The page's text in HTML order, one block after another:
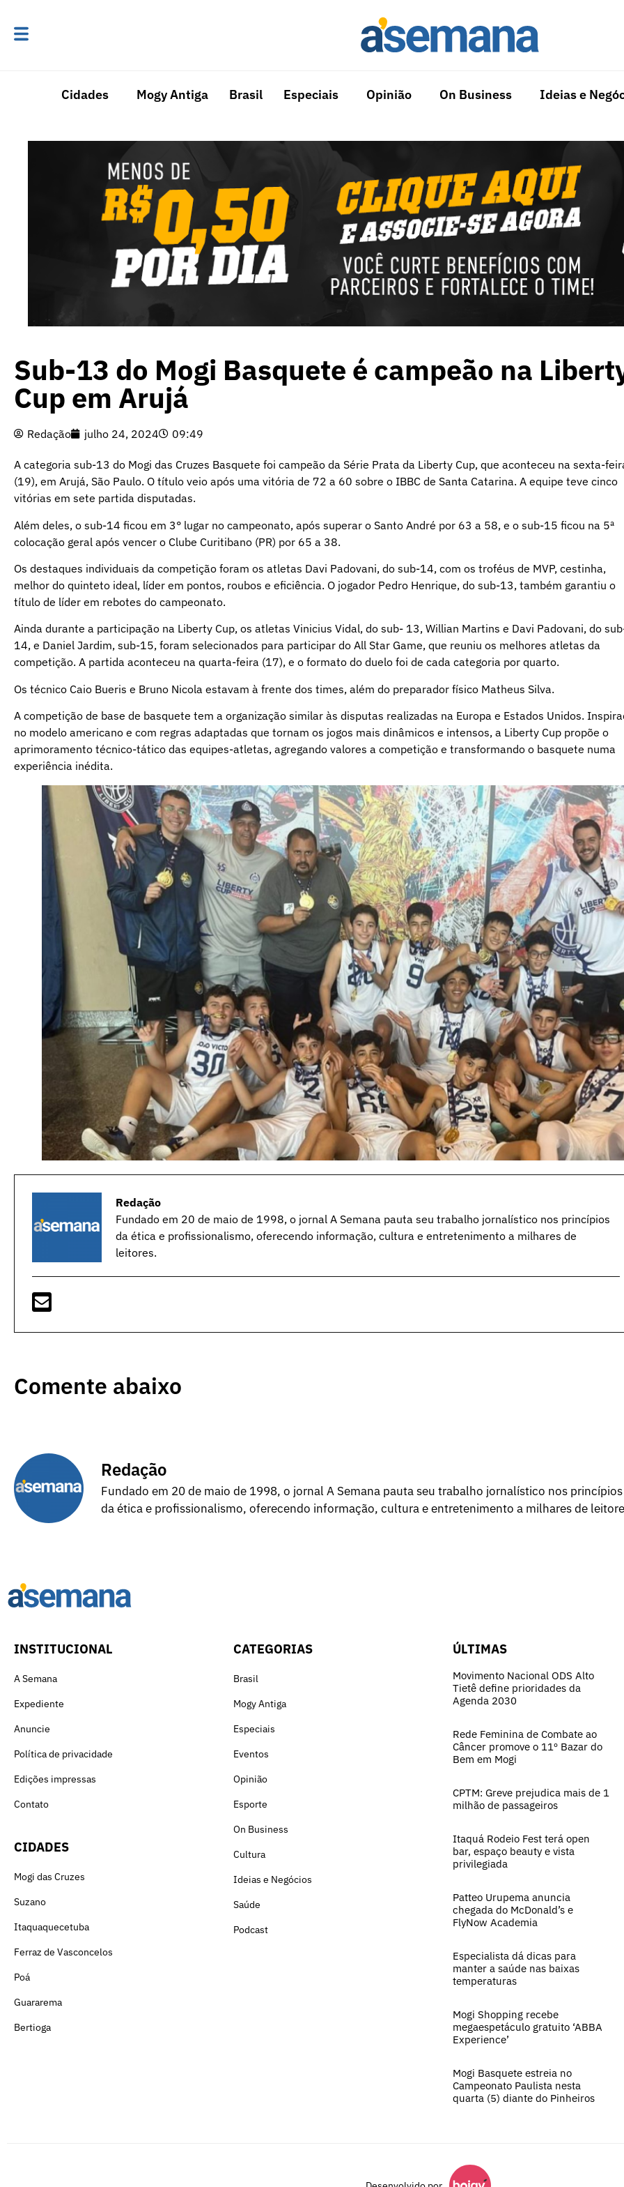
Cidades Mogy Antiga Brasil Especiais Opinião On Business Ideias e
Sub-13 do Mogi Basquete é campeão na
Cup em Arujá
Redação julho 24, 2024 09:49
A categoria sub-13 do Mogi das Cruzes Basquete foi campeão da Série Prata da Liberty Cup, que aconteceu na sexta-
(19), em Arujá, São Paulo. O título veio após uma vitória de 72 a 60 sobre o IBBC de Santa Catarina. A equipe teve cinco
vitórias em sete partida disputadas.
Além deles, o sub-14 ficou em 3° lugar no campeonato, após superar o Santo André por 63 a 58, e o sub-15 ficou na 5ª
colocação geral após vencer o Clube Curitibano (PR) por 65 a 38.
Os destaques individuais da competição foram os atletas Davi Padovani, do sub-14, com os troféus de MVP, cestinha,
melhor do quinteto ideal, líder em pontos, roubos e eficiência. O jogador Pedro Henrique, do sub-13, também garantiu o
título de líder em rebotes do campeonato.
Ainda durante a participação na Liberty Cup, os atletas Vinicius Vidal, do sub- 13, Willian Martins e Davi Padovani, do
14, e Daniel Jardim, sub-15, foram selecionados para participar do All Star Game, que reuniu os melhores atletas da
competição. A partida aconteceu na quarta-feira (17), e o formato do duelo foi de cada categoria por quarto.
Os técnico Caio Bueris e Bruno Nicola estavam à frente dos times, além do preparador físico Matheus Silva.
A competição de base de basquete tem a organização similar às disputas realizadas na Europa e Estados Unidos.
no modelo americano e com regras adaptadas que tornam os jogos mais dinâmicos e intensos, a Liberty Cup propõe o
aprimoramento técnico-tático das equipes-atletas, agregando valores a competição e transformando o basquete numa
experiência inédita.
Redação
Fundado em 20 de maio de 1998, o jornal A Semana pauta seu trabalho jornalístico nos princípios
da ética e profissionalismo, oferecendo informação, cultura e entretenimento a milhares de
leitores.
Comente abaixo
Redação
Fundado em 20 de maio de 1998, o jornal A Semana pauta seu trabalho jornalístico nos princípios
da ética e profissionalismo, oferecendo informação, cultura e entretenimento a milhares de
INSTITUCIONAL
A Semana
Expediente
Anuncie
Política de privacidade
Edições impressas
Contato
CIDADES
Mogi das Cruzes
Suzano
Itaquaquecetuba
Ferraz de Vasconcelos
Poá
Guararema
Bertioga
CATEGORIAS
Brasil
Mogy Antiga
Especiais
Eventos
Opinião
Esporte
On Business
Cultura
Ideias e Negócios
Saúde
Podcast
ÚLTIMAS
Movimento Nacional ODS Alto
Tietê define prioridades da
Agenda 2030
Rede Feminina de Combate ao
Câncer promove o 11º Bazar do
Bem em Mogi
CPTM: Greve prejudica mais de 1
milhão de passageiros
Itaquá Rodeio Fest terá open
bar, espaço beauty e vista
privilegiada
Patteo Urupema anuncia
chegada do McDonald’s e
FlyNow Academia
Especialista dá dicas para
manter a saúde nas baixas
temperaturas
Mogi Shopping recebe
megaespetáculo gratuito ‘ABBA
Experience’
Mogi Basquete estreia no
Campeonato Paulista nesta
quarta (5) diante do Pinheiros